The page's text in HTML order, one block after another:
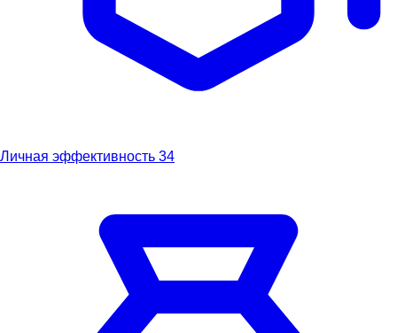
Личная эффективность 34